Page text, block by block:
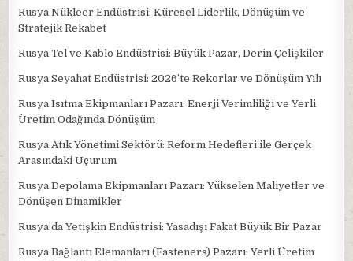
Rusya Nükleer Endüstrisi: Küresel Liderlik, Dönüşüm ve
Stratejik Rekabet
Rusya Tel ve Kablo Endüstrisi: Büyük Pazar, Derin Çelişkiler
Rusya Seyahat Endüstrisi: 2026’te Rekorlar ve Dönüşüm Yılı
Rusya Isıtma Ekipmanları Pazarı: Enerji Verimliliği ve Yerli
Üretim Odağında Dönüşüm
Rusya Atık Yönetimi Sektörü: Reform Hedefleri ile Gerçek
Arasındaki Uçurum
Rusya Depolama Ekipmanları Pazarı: Yükselen Maliyetler ve
Dönüşen Dinamikler
Rusya’da Yetişkin Endüstrisi: Yasadışı Fakat Büyük Bir Pazar
Rusya Bağlantı Elemanları (Fasteners) Pazarı: Yerli Üretim